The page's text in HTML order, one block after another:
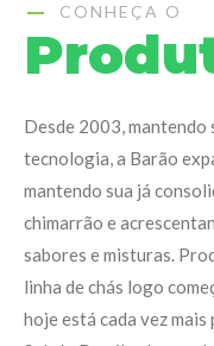
CONHEÇA O
Desde 2003, mantendo
tecnologia, a Barão
mantendo sua já
chimarrão e
sabores e misturas.
linha de chás logo
hoje está cada vez